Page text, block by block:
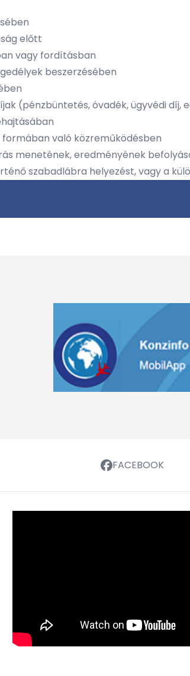
előtt
vagy fordításban
beszerzésében
(pénzbüntetés, óvadék, ügyvédi
való közreműködésben
menetének, eredményének
szabadlábra helyezést, vagy a
FACEBOOK